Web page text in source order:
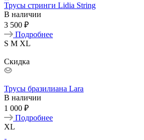
Трусы стринги Lidia String
В наличии
3 500 ₽
Подробнее
S M XL
Скидка
Трусы бразилиана Lara
В наличии
1 000 ₽
Подробнее
XL